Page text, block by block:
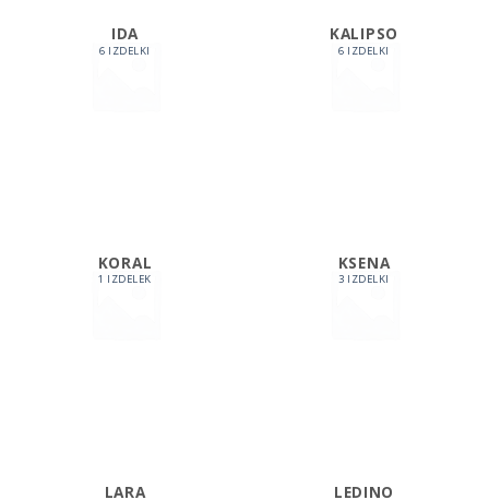
IDA
6 IZDELKI
KALIPSO
6 IZDELKI
KORAL
1 IZDELEK
KSENA
3 IZDELKI
LARA LEDINO